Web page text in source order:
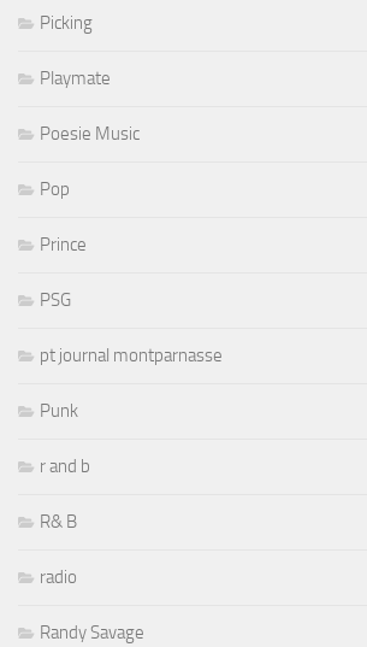
Picking
Playmate
Poesie Music
Pop
Prince
PSG
pt journal montparnasse
Punk
r and b
R& B
radio
Randy Savage